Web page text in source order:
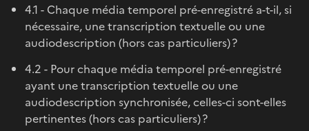
4.1 - Chaque média temporel pré-enregistré a-t-il, si
nécessaire, une transcription textuelle ou une
audiodescription (hors cas particuliers) ?
4.2 - Pour chaque média temporel pré-enregistré
ayant une transcription textuelle ou une
audiodescription synchronisée, celles-ci sont-elles
pertinentes (hors cas particuliers) ?